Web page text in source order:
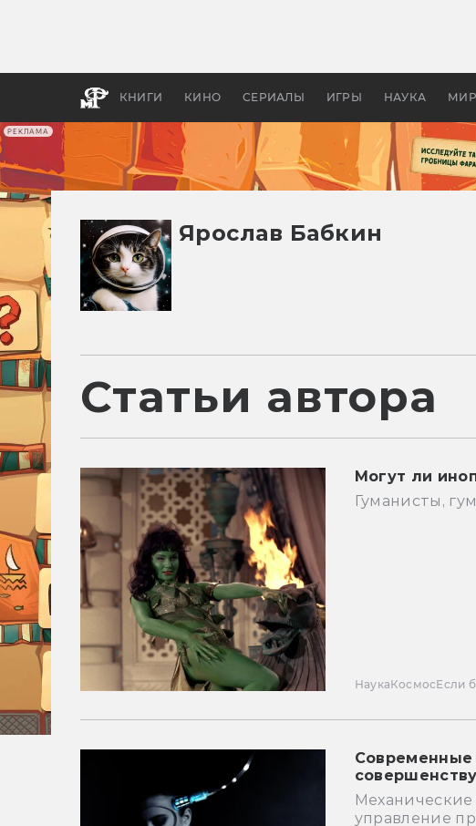
РЕКЛАМА
КНИГИ КИНО СЕРИАЛЫ ИГРЫ НАУКА
апокалипсис, в
Ярослав Бабкин
Статьи автора
Могут ли
Гуманисты,
НаукаКосмосЕсли
Современные
управление